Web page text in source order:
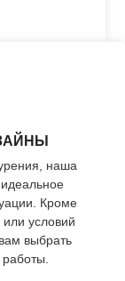
наша
Кроме
или условий
выбрать